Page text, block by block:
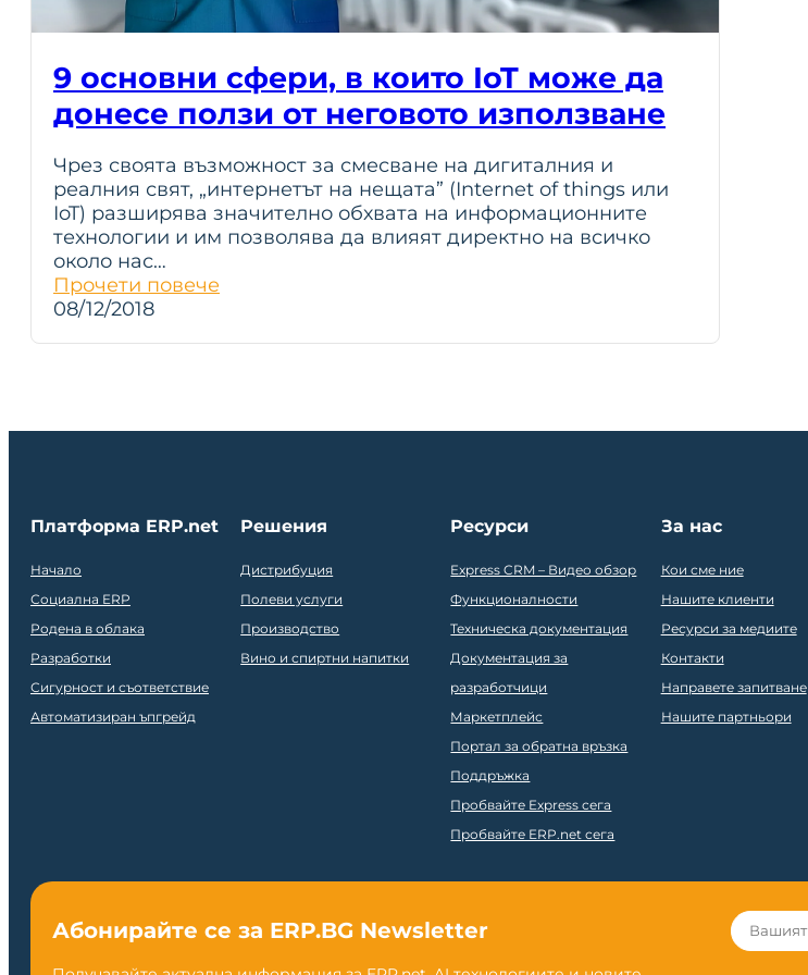
9 основни сфери, в които IoT може да
донесе ползи от неговото използване
Чрез своята възможност за смесване на дигиталния и
реалния свят, „интернетът на нещата” (Internet of things или
IoT) разширява значително обхвата на информационните
технологии и им позволява да влияят директно на всичко
около нас…
Прочети повече
08/12/2018
Платформа ERP.net
Начало
Социална ERP
Родена в облака
Разработки
Сигурност и съответствие
Автоматизиран ъпгрейд
Решения
Дистрибуция
Полеви услуги
Производство
Вино и спиртни напитки
Ресурси
Express CRM – Видео обзор
Функционалности
Техническа документация
Документация за
разработчици
Маркетплейс
Портал за обратна връзка
Поддръжка
Пробвайте Express сега
Пробвайте ERP.net сега
За нас
Кои сме ние
Нашите клиенти
Ресурси за медиите
Контакти
Направете запитване
Нашите партньори
Абонирайте се за ERP.BG Newsletter